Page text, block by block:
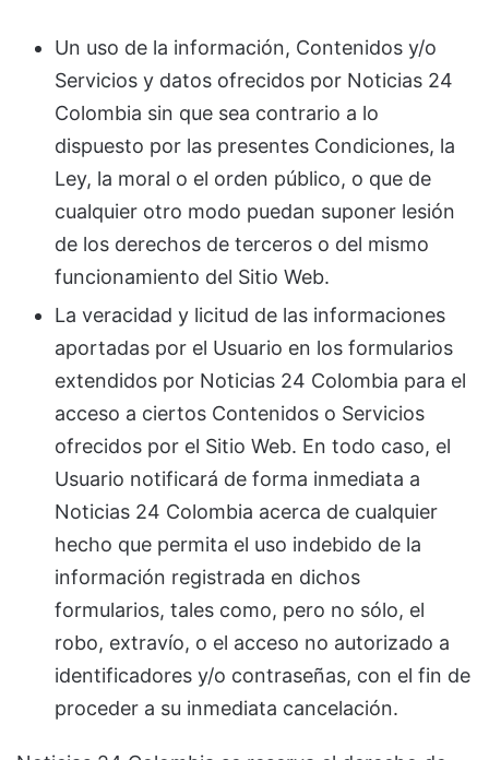
Un uso de la información, Contenidos y/o
Servicios y datos ofrecidos por Noticias 24
Colombia sin que sea contrario a lo
dispuesto por las presentes Condiciones, la
Ley, la moral o el orden público, o que de
cualquier otro modo puedan suponer lesión
de los derechos de terceros o del mismo
funcionamiento del Sitio Web.
La veracidad y licitud de las informaciones
aportadas por el Usuario en los formularios
extendidos por Noticias 24 Colombia para el
acceso a ciertos Contenidos o Servicios
ofrecidos por el Sitio Web. En todo caso, el
Usuario notificará de forma inmediata a
Noticias 24 Colombia acerca de cualquier
hecho que permita el uso indebido de la
información registrada en dichos
formularios, tales como, pero no sólo, el
robo, extravío, o el acceso no autorizado a
identificadores y/o contraseñas, con el fin de
proceder a su inmediata cancelación.